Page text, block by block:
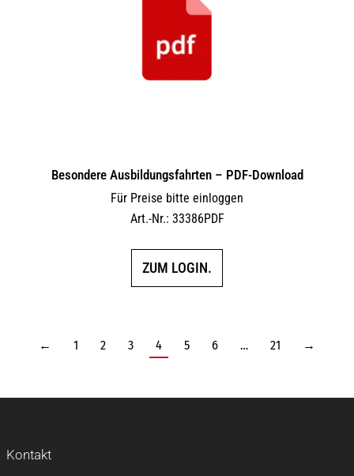
Besondere Ausbildungsfahrten – PDF-Download
Für Preise bitte einloggen
Art.-Nr.: 33386PDF
ZUM LOGIN.
← 1 2 3 4 5 6 … 21 →
Kontakt